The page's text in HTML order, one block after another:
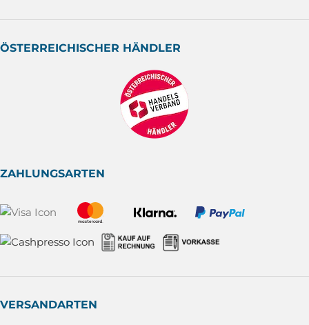
ÖSTERREICHISCHER HÄNDLER
ZAHLUNGSARTEN
VERSANDARTEN